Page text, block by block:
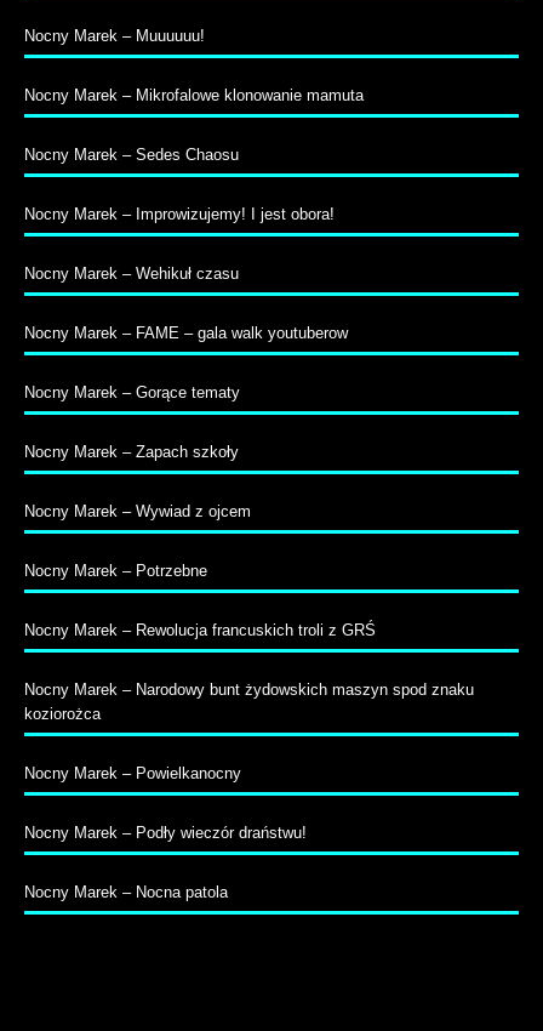
Nocny Marek – Muuuuuu!
Nocny Marek – Mikrofalowe klonowanie mamuta
Nocny Marek – Sedes Chaosu
Nocny Marek – Improwizujemy! I jest obora!
Nocny Marek – Wehikuł czasu
Nocny Marek – FAME – gala walk youtuberow
Nocny Marek – Gorące tematy
Nocny Marek – Zapach szkoły
Nocny Marek – Wywiad z ojcem
Nocny Marek – Potrzebne
Nocny Marek – Rewolucja francuskich troli z GRŚ
Nocny Marek – Narodowy bunt żydowskich maszyn spod znaku
koziorożca
Nocny Marek – Powielkanocny
Nocny Marek – Podły wieczór draństwu!
Nocny Marek – Nocna patola